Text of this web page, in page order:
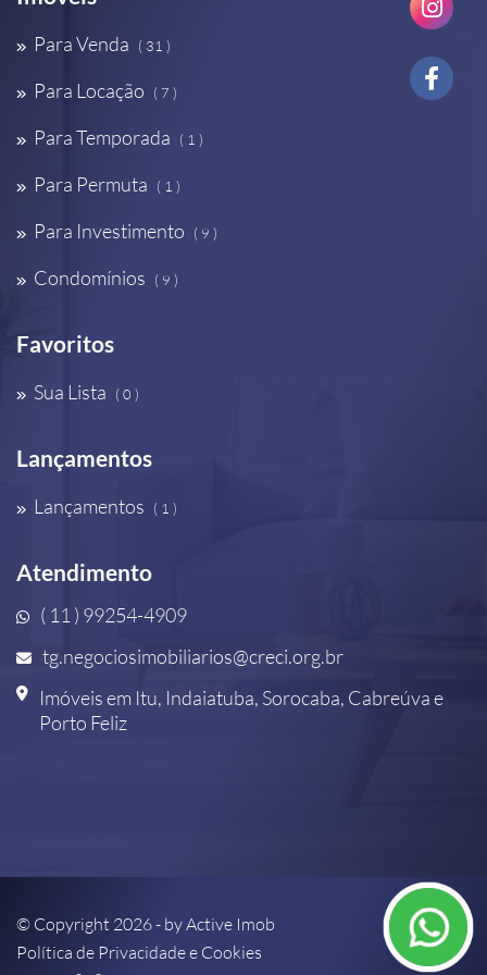
Para Venda ( 31 )
Para Locação ( 7 )
Para Temporada ( 1 )
Para Permuta ( 1 )
Para Investimento ( 9 )
Condomínios ( 9 )
Favoritos
Sua Lista ( 0 )
Lançamentos
Lançamentos ( 1 )
Atendimento
( 11 ) 99254-4909
tg.negociosimobiliarios@creci.org.br
Imóveis em Itu, Indaiatuba, Sorocaba, Cabreúva e
Porto Feliz
© Copyright 2026 - byActive Imob
Política de Privacidade e Cookies